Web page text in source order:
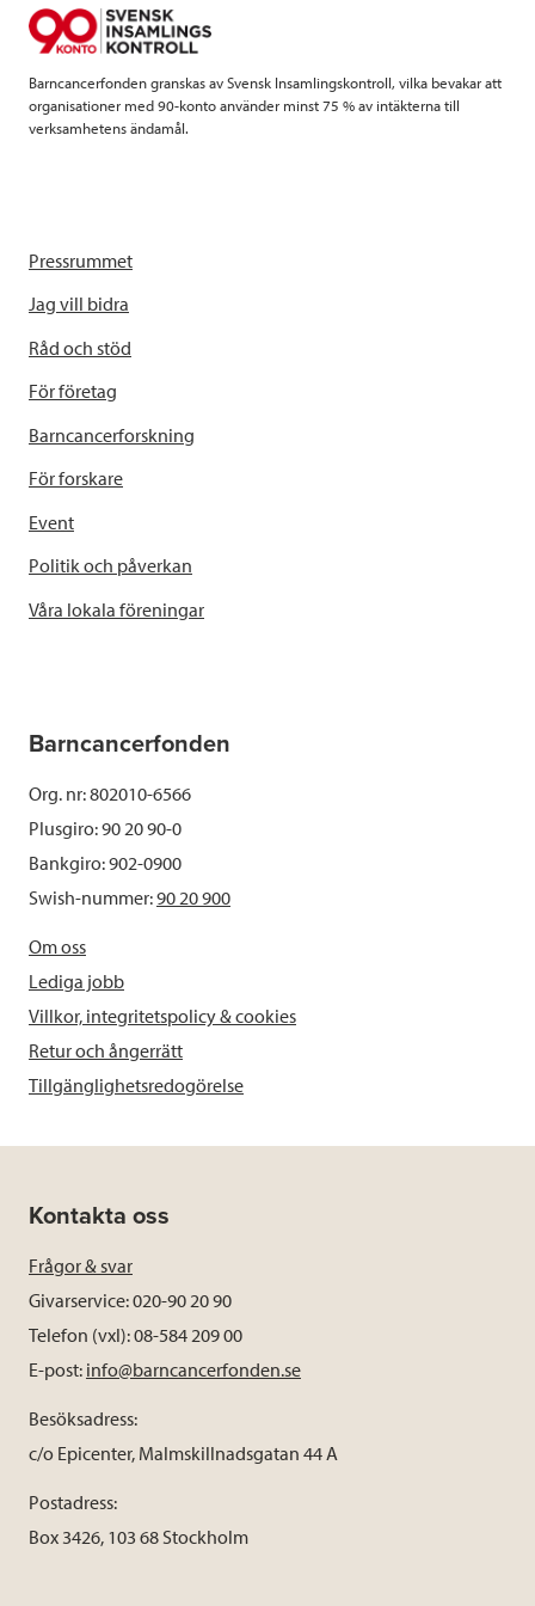
k
Barncancerfonden granskas av Svensk Insamlingskontroll, vilka bevakar att
organisationer med 90-konto använder minst 75 % av intäkterna till
verksamhetens ändamål.
Pressrummet
Jag vill bidra
Råd och stöd
För företag
Barncancerforskning
För forskare
Event
Politik och påverkan
Våra lokala föreningar
Barncancerfonden
Org. nr: 802010-6566
Plusgiro: 90 20 90-0
Bankgiro: 902-0900
Swish-nummer:90 20 900
Om oss
Lediga jobb
Villkor, integritetspolicy & cookies
Retur och ångerrätt
Tillgänglighetsredogörelse
Kontakta oss
Frågor & svar
Givarservice: 020-90 20 90
Telefon (vxl): 08-584 209 00
E-post: info@barncancerfonden.se
Besöksadress:
c/o Epicenter, Malmskillnadsgatan 44 A
Postadress:
Box 3426, 103 68 Stockholm